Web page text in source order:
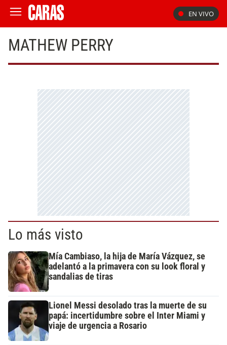
EN VIVO
MATHEW PERRY
Lo más visto
Mía Cambiaso, la hija de María Vázquez, se
adelantó a la primavera con su look floral y
sandalias de tiras
Lionel Messi desolado tras la muerte de su
papá: incertidumbre sobre el Inter Miami y
viaje de urgencia a Rosario